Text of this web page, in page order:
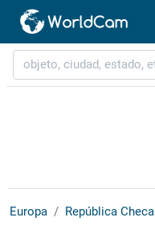
Europa República Checa